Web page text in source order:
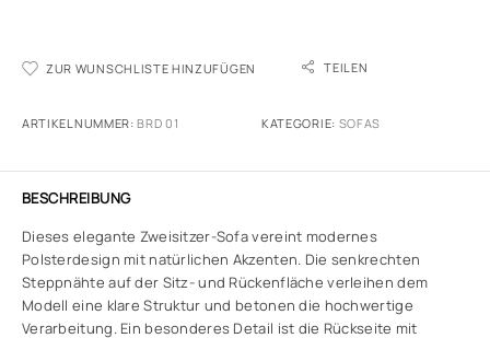
ZUR WUNSCHLISTE HINZUFÜGEN TEILEN
ARTIKELNUMMER:BRD 01 KATEGORIE: SOFAS
BESCHREIBUNG
Dieses elegante Zweisitzer-Sofa vereint modernes
Polsterdesign mit natürlichen Akzenten. Die senkrechten
Steppnähte auf der Sitz- und Rückenfläche verleihen dem
Modell eine klare Struktur und betonen die hochwertige
Verarbeitung. Ein besonderes Detail ist die Rückseite mit